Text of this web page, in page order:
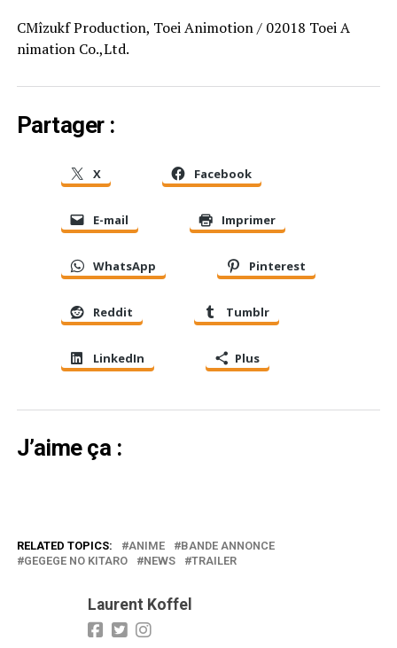
CMîzukf Production, Toei Animotion / 02018 Toei A
nimation Co.,Ltd.
Partager :
X Facebook
E-mail Imprimer
WhatsApp Pinterest
Reddit Tumblr
LinkedIn Plus
J’aime ça :
RELATED TOPICS: ANIME
BANDE ANNONCE
GEGEGE NO KITARO
NEWS TRAILER
Laurent Koffel